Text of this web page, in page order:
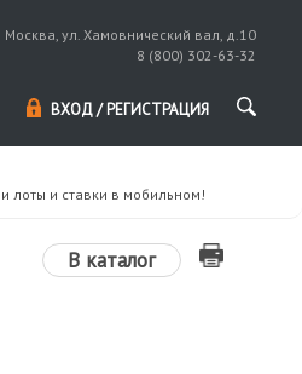
Москва, ул. Хамовнический вал, д.10
8 (800) 302-63-32
ВХОД / РЕГИСТРАЦИЯ
лоты и ставки в мобильном!
В каталог